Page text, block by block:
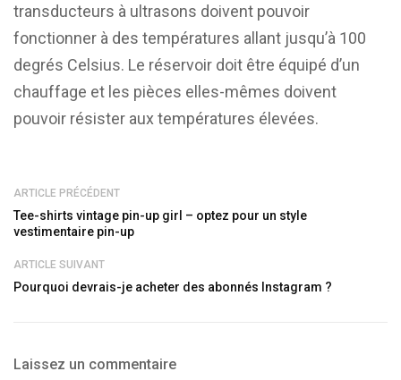
transducteurs à ultrasons doivent pouvoir
fonctionner à des températures allant jusqu’à 100
degrés Celsius. Le réservoir doit être équipé d’un
chauffage et les pièces elles-mêmes doivent
pouvoir résister aux températures élevées.
ARTICLE PRÉCÉDENT
Tee-shirts vintage pin-up girl – optez pour un style
vestimentaire pin-up
ARTICLE SUIVANT
Pourquoi devrais-je acheter des abonnés Instagram ?
Laissez un commentaire